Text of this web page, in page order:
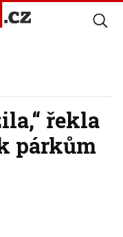
řekla
párkům